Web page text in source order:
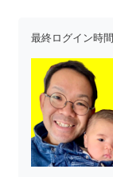
最終ログイン時間